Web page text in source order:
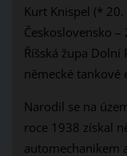
Kurt Knispel (*
Československo
Říšská župa Dolní
německé tankové
Narodil se na
roce 1938 získal
automechanikem